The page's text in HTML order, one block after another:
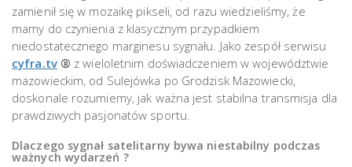
zamienił się w mozaikę pikseli, od razu wiedzieliśmy, że
mamy do czynienia z klasycznym przypadkiem
niedostatecznego marginesu sygnału. Jako zespół serwisu
cyfra.tv® z wieloletnim doświadczeniem w województwie
mazowieckim, od Sulejówka po Grodzisk Mazowiecki,
doskonale rozumiemy, jak ważna jest stabilna transmisja dla
prawdziwych pasjonatów sportu.
Dlaczego sygnał satelitarny bywa niestabilny podczas
ważnych wydarzeń ?